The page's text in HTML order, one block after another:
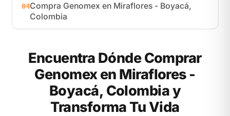
04Compra Genomex en Miraflores - Boyacá,
Colombia
Encuentra Dónde Comprar
Genomex en Miraflores -
Boyacá, Colombia y
Transforma Tu Vida